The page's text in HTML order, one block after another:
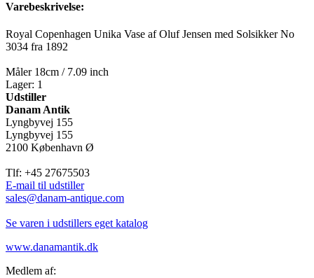
Varebeskrivelse:
Royal Copenhagen Unika Vase af Oluf Jensen med Solsikker No
3034 fra 1892
Måler 18cm / 7.09 inch
Lager: 1
Udstiller
Danam Antik
Lyngbyvej 155
Lyngbyvej 155
2100 København Ø
Tlf: +45 27675503
E-mail til udstiller
sales@danam-antique.com
Se varen i udstillers eget katalog
www.danamantik.dk
Medlem af: